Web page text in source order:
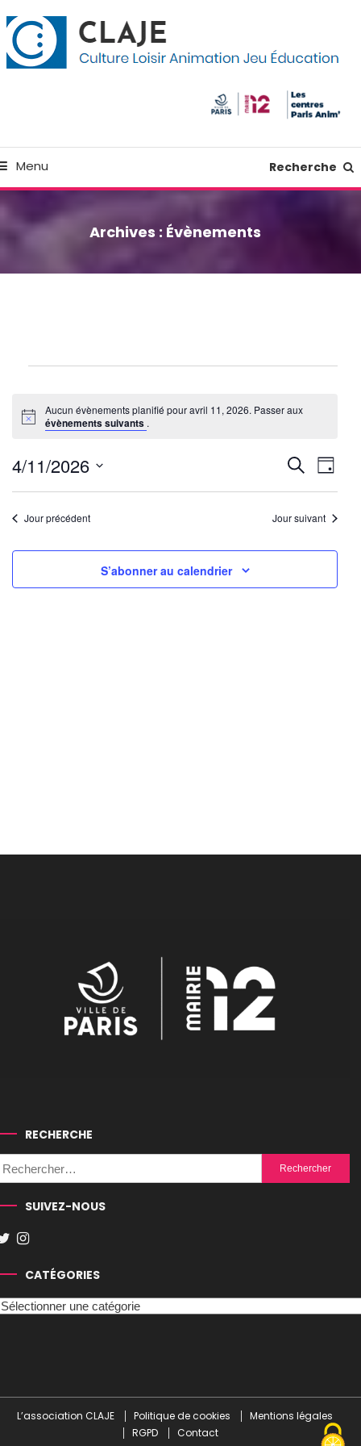
Menu Recherche
Archives : Évènements
avril
2026
Notice
Aucun évènements planifié pour avril 11, 2026. Passer aux
évènements suivants .
et
de
vues
Recherche
de
Jour
4/11/2026
Sélectionnez
uneJour précédent Jour suivant
S’abonner au calendrier
RECHERCHE
Rechercher :
SUIVEZ-NOUS
CATÉGORIES
L’association CLAJE Politique de cookies
Mentions légales
RGPD
Contact